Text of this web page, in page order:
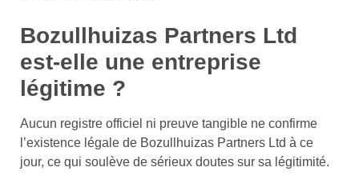
Bozullhuizas Partners Ltd
est-elle une entreprise
légitime ?
Aucun registre officiel ni preuve tangible ne confirme
l’existence légale de Bozullhuizas Partners Ltd à ce
jour, ce qui soulève de sérieux doutes sur sa légitimité.